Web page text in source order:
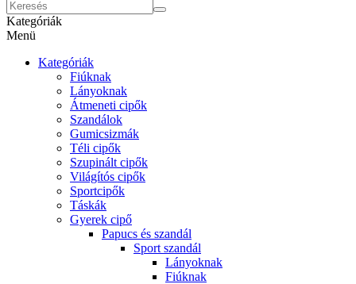
Kategóriák
Menü
Kategóriák
Fiúknak
Lányoknak
Átmeneti cipők
Szandálok
Gumicsizmák
Téli cipők
Szupinált cipők
Világítós cipők
Sportcipők
Táskák
Gyerek cipő
Papucs és szandál
Sport szandál
Lányoknak
Fiúknak